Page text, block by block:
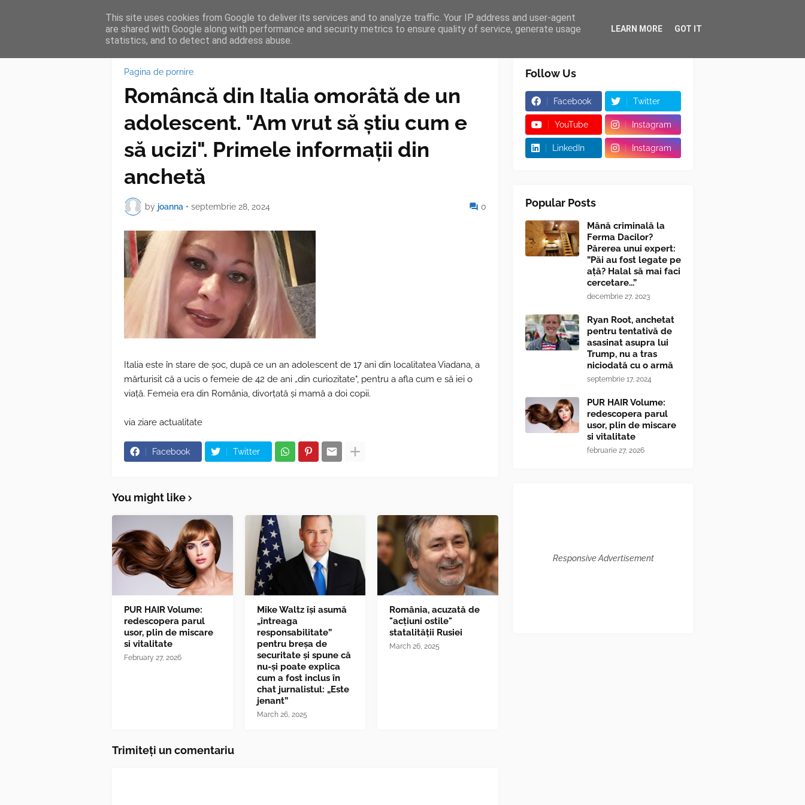
HOME FEATURES BLOGGER TIPOGRAPHY SHORTCODES
Pagina de pornire
Româncă din Italia omorâtă de un
adolescent. "Am vrut să știu cum e
să ucizi". Primele informații din
anchetă
by joanna • septembrie 28, 2024 0
Italia este în stare de șoc, după ce un an adolescent de 17 ani din localitatea Viadana, a
mărturisit că a ucis o femeie de 42 de ani „din curiozitate", pentru a afla cum e să iei o
viață. Femeia era din România, divorțată și mamă a doi copii.
via ziare actualitate
Facebook Twitter
You might like
PUR HAIR Volume:
redescopera parul
usor, plin de miscare
si vitalitate
February 27, 2026
Mike Waltz îşi asumă
„întreaga
responsabilitate”
pentru breşa de
securitate și spune că
nu-și poate explica
cum a fost inclus în
chat jurnalistul: „Este
jenant”
March 26, 2025
România, acuzată de
"acțiuni ostile"
statalității Rusiei
March 26, 2025
Trimiteți un comentariu
Follow Us
Facebook Twitter
YouTube Instagram
LinkedIn Instagram
Popular Posts
Mână criminală la
Ferma Dacilor?
Părerea unui expert:
”Păi au fost legate pe
ață? Halal să mai faci
cercetare...”
decembrie 27, 2023
Ryan Root, anchetat
pentru tentativă de
asasinat asupra lui
Trump, nu a tras
niciodată cu o armă
septembrie 17, 2024
PUR HAIR Volume:
redescopera parul
usor, plin de miscare
si vitalitate
februarie 27, 2026
Responsive Advertisement
This site uses cookies from Google to deliver its services and to analyze traffic. Your IP address and user-agent
are shared with Google along with performance and security metrics to ensure quality of service, generate usage
statistics, and to detect and address abuse.
LEARN MORE GOT IT